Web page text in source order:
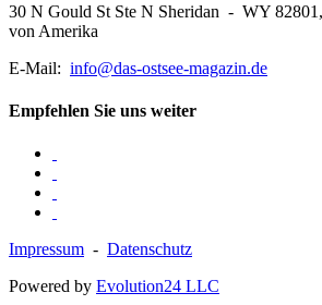
30 N Gould St Ste N Sheridan - WY 82801,
von Amerika
E-Mail: info@das-ostsee-magazin.de
Empfehlen Sie uns weiter
Impressum - Datenschutz
Powered by Evolution24 LLC